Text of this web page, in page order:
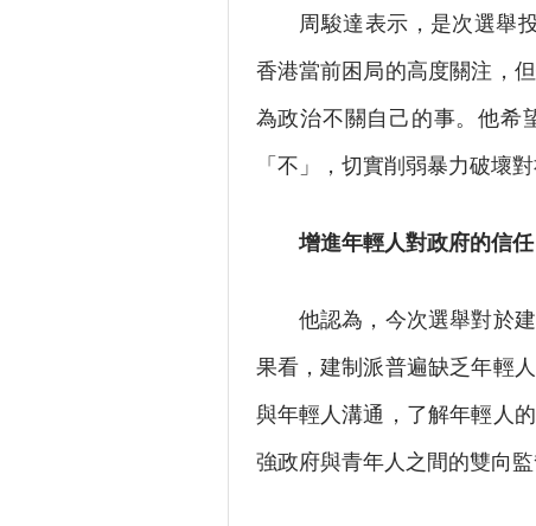
周駿達表示，是次選舉投
香港當前困局的高度關注，
為政治不關自己的事。他希
「不」，切實削弱暴力破壞
增進年輕人對政府的信任
他認為，今次選舉對於建
果看，建制派普遍缺乏年輕
與年輕人溝通，了解年輕人
強政府與青年人之間的雙向